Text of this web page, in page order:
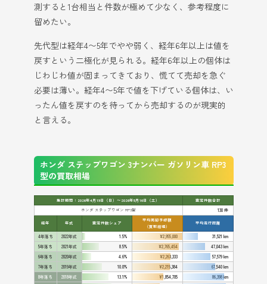
測すると1台相当と件数が極めて少なく、参考程度に
留めたい。
先代型は経年4〜5年でやや弱く、経年6年以上は値を
戻すという二極化が見られる。経年6年以上の個体は
じわじわ値が固まってきており、慌てて売却を急ぐ
必要は薄い。経年4〜5年で値を下げている個体は、い
ったん値を戻すのを待ってから売却するのが現実的
と言える。
ホンダ ステップワゴン 3ナンバー ガソリン車 RP3
型の買取相場
集計期間：2026年4月19日（日）〜2026年5月16日（土）
査定件数合計
ホンダ ステップワゴン RP3型
130 件
経年 年式 査定件数シェア
平均売却予想額
（買取相場）
平均走行距離
4年落ち 2022年式 1.5% ¥2,955,000
31,521 km
5年落ち
2021年式 8.5% ¥2,765,454
47,043 km
6年落ち
2020年式 4.6% ¥2,263,333
57,579 km
7年落ち
2019年式 10.0% ¥2,215,384
67,540 km
8年落ち
2018年式 13.1% ¥1,854,705
86,398 km